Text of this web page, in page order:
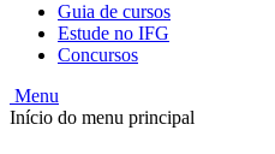
Guia de cursos
Estude no IFG
Concursos
Menu
Início do menu principal